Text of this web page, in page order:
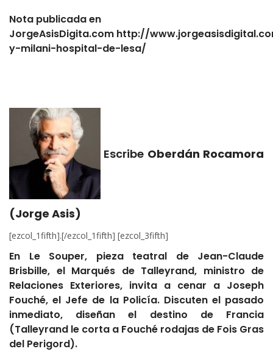
Nota publicada en
JorgeAsisDigita.com http://
y-milani-hospital-de-lesa/
Escribe Oberdán Rocamora
(Jorge Asis)
[ezcol_1fifth].[/ezcol_1fifth] [ezcol_3fifth]
En Le Souper, pieza teatral de Jean-Claude
Brisbille, el Marqués de Talleyrand, ministro de
Relaciones Exteriores, invita a cenar a Joseph
Fouché, el Jefe de la Policía. Discuten el pasado
inmediato, diseñan el destino de Francia
(Talleyrand le corta a Fouché rodajas de Fois Gras
del Perigord).